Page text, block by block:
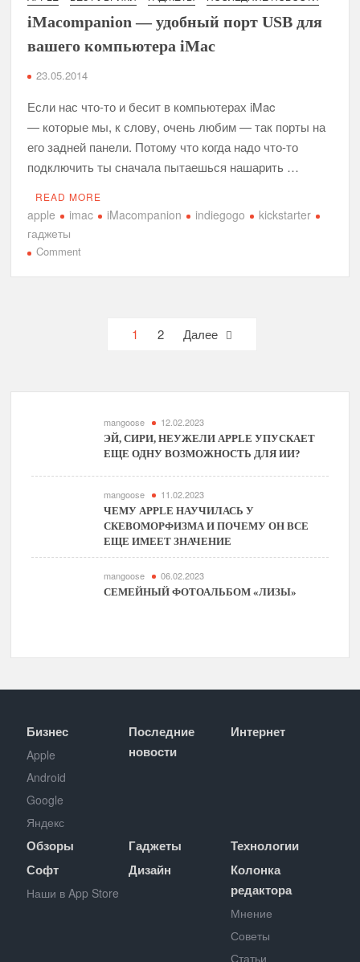
скидка
на
iMacompanion — удобный порт USB для
вашего компьютера iMac
23.05.2014
Если нас что-то и бесит в компьютерах iMac
— которые мы, к слову, очень любим — так порты на
его задней панели. Потому что когда надо что-то
подключить ты сначала пытаешься нашарить …
READ MORE
apple imac iMacompanion indiegogo
kickstarter
гаджеты
Commenton
iMac
1 2 Далее
mangoose 12.02.2023
ЭЙ, СИРИ, НЕУЖЕЛИ APPLE УПУСКАЕТ
ЕЩЕ ОДНУ ВОЗМОЖНОСТЬ ДЛЯ ИИ?
mangoose 11.02.2023
ЧЕМУ APPLE НАУЧИЛАСЬ У
СКЕВОМОРФИЗМА И ПОЧЕМУ ОН ВСЕ
ЕЩЕ ИМЕЕТ ЗНАЧЕНИЕ
mangoose 06.02.2023
СЕМЕЙНЫЙ ФОТОАЛЬБОМ «ЛИЗЫ»
Бизнес
Apple
Android
Google
Яндекс
Последние
новости
Интернет
Обзоры Гаджеты
Технологии
Софт
Наши в App Store
Дизайн
Колонка
редактора
Мнение
Советы
Статьи